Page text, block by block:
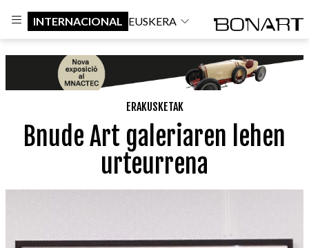
INTERNACIONAL EUSKERA
ERAKUSKETAK
Bnude Art galeriaren lehen
urteurrena